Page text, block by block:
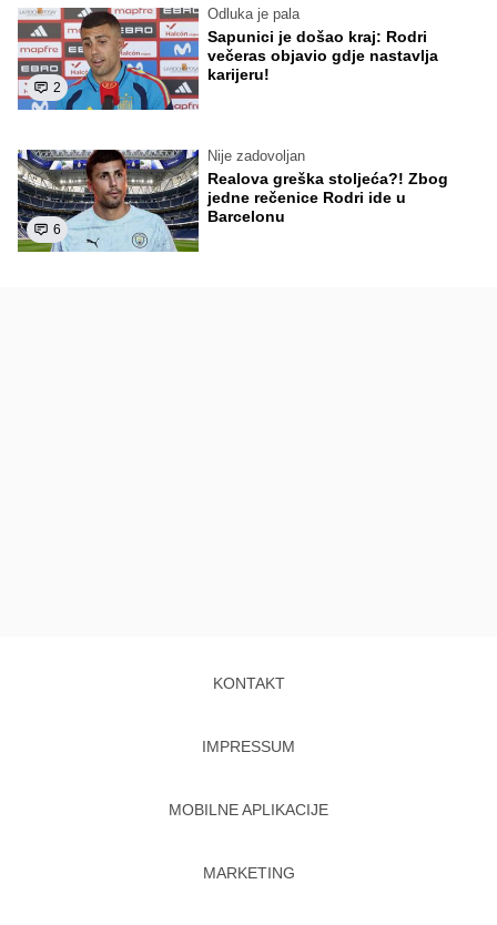
2
Odluka je pala
Sapunici je došao kraj: Rodri
večeras objavio gdje nastavlja
karijeru!
6
Nije zadovoljan
Realova greška stoljeća?! Zbog
jedne rečenice Rodri ide u
Barcelonu
KONTAKT
IMPRESSUM
MOBILNE APLIKACIJE
MARKETING